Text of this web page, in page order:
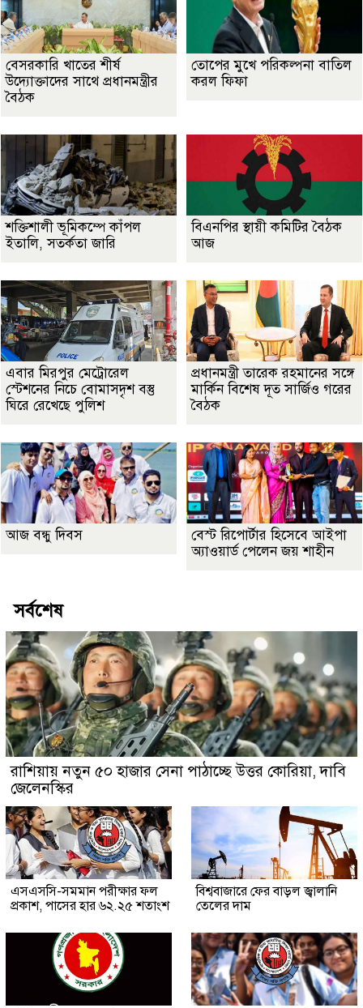
বেসরকারি খাতের শীর্ষ
উদ্যোক্তাদের সাথে প্রধানমন্ত্রীর
বৈঠক
তোপের মুখে পরিকল্পনা বাতিল
করল ফিফা
শক্তিশালী ভূমিকম্পে কাঁপল
ইতালি, সতর্কতা জারি
বিএনপির স্থায়ী কমিটির বৈঠক
আজ
এবার মিরপুর মেট্রোরেল
স্টেশনের নিচে বোমাসদৃশ বস্তু
ঘিরে রেখেছে পুলিশ
প্রধানমন্ত্রী তারেক রহমানের সঙ্গে
মার্কিন বিশেষ দূত সার্জিও গরের
বৈঠক
আজ বন্ধু দিবস
বেস্ট রিপোর্টার হিসেবে আইপা
অ্যাওয়ার্ড পেলেন জয় শাহীন
সর্বশেষ
রাশিয়ায় নতুন ৫০ হাজার সেনা পাঠাচ্ছে উত্তর কোরিয়া, দাবি
জেলেনস্কির
এসএসসি-সমমান পরীক্ষার ফল
প্রকাশ, পাসের হার ৬২.২৫ শতাংশ
বিশ্ববাজারে ফের বাড়ল জ্বালানি
তেলের দাম